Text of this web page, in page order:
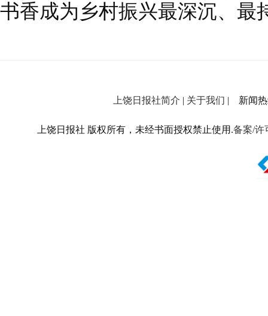
书香成为乡村振兴最深沉、最
上饶日报社简介 | 关于我们 | 新闻热
上饶日报社 版权所有，未经书面授权禁止使用.备案/许